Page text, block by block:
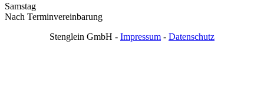
Samstag
Nach Terminvereinbarung
Stenglein GmbH - Impressum - Datenschutz